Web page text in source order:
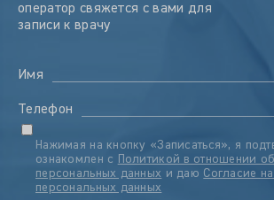
оператор свяжется с вами для
записи к врачу
Имя
Телефон
Нажимая на кнопку «Записаться», я
ознакомлен с Политикой в отношении
персональных данных и даю Согласие
персональных данных